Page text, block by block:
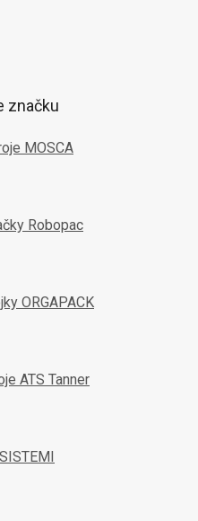
značku
MOSCA
Robopac
ORGAPACK
ATS Tanner